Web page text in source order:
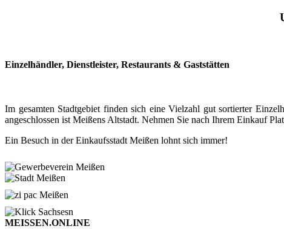
Einzelhändler, Dienstleister, Restaurants & Gaststätten
Im gesamten Stadtgebiet finden sich eine Vielzahl gut sortierter
angeschlossen ist Meißens Altstadt. Nehmen Sie nach Ihrem Einkauf
Ein Besuch in der Einkaufsstadt Meißen lohnt sich immer!
MEISSEN.ONLINE